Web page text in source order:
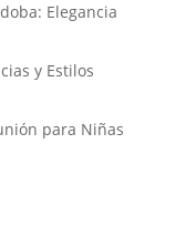
Elegancia
y Estilos
para Niñas